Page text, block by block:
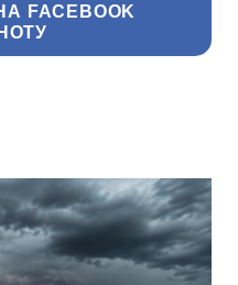
FACEBOOK